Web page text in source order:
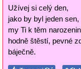
Užívej si celý den,
jako by byl jeden sen,
my Ti k těm
hodně štěstí, pevné
báječně.